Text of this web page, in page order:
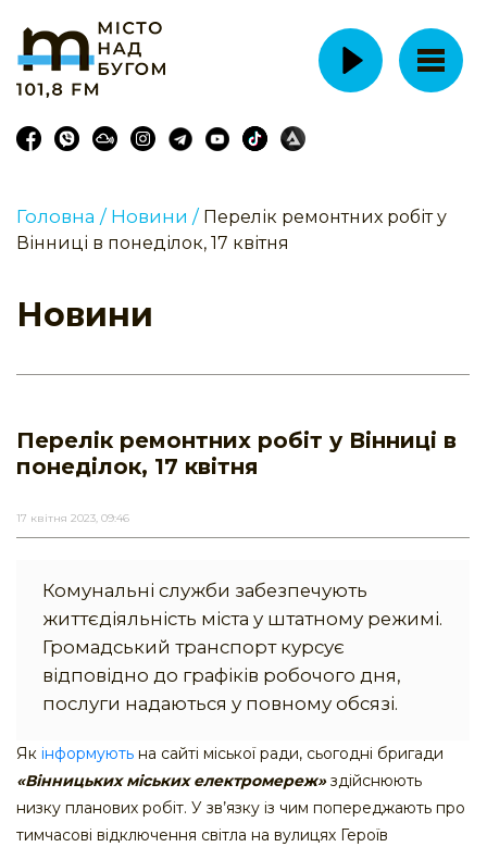
Головна / Новини / Перелік ремонтних робіт у
Вінниці в понеділок, 17 квітня
Новини
Перелік ремонтних робіт у Вінниці в
понеділок, 17 квітня
17 квітня 2023, 09:46
Комунальні служби забезпечують
життєдіяльність міста у штатному режимі.
Громадський транспорт курсує
відповідно до графіків робочого дня,
послуги надаються у повному обсязі.
Як інформують на сайті міської ради, сьогодні бригади
«Вінницьких міських електромереж»здійснюють
низку планових робіт. У зв’язку із чим попереджають про
тимчасові відключення світла на вулицях Героїв